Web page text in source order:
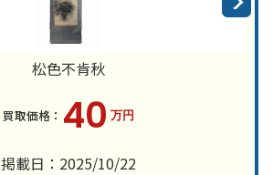
松色不肯秋
40 万円
掲載日：2025/10/22